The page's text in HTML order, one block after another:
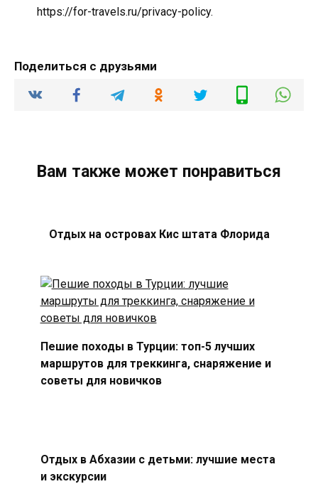
https://for-travels.ru/privacy-policy.
Поделиться с друзьями
Вам также может понравиться
Отдых на островах Кис штата Флорида
Пешие походы в Турции: топ-5 лучших
маршрутов для треккинга, снаряжение и
советы для новичков
Отдых в Абхазии с детьми: лучшие места
и экскурсии